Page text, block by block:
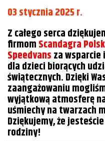
03 stycznia 2025 r.
Z całego serca
firmomScandagra
Speedvansza
dla dzieci biorących
świątecznych. Dzięki
zaangażowaniu
wyjątkową atmosferę
uśmiechy na twarzach
Dziękujemy, że
rodziny!